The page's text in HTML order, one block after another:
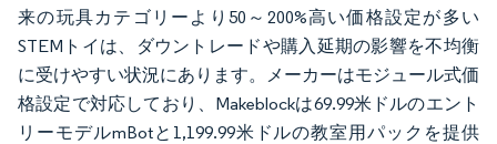
来の玩具カテゴリーより50～200%高い価格設定が多い
STEMトイは、ダウントレードや購入延期の影響を不均衡
に受けやすい状況にあります。メーカーはモジュール式価
格設定で対応しており、Makeblockは69.99米ドルのエント
リーモデルmBotと1,199.99米ドルの教室用パックを提供